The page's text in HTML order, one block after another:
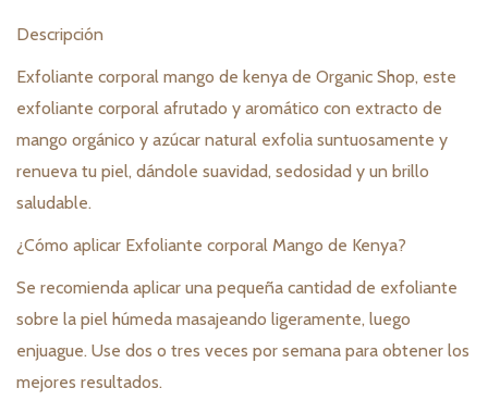
Descripción
Exfoliante corporal mango de kenya de Organic Shop, este
exfoliante corporal afrutado y aromático con extracto de
mango orgánico y azúcar natural exfolia suntuosamente y
renueva tu piel, dándole suavidad, sedosidad y un brillo
saludable.
¿Cómo aplicar Exfoliante corporal Mango de Kenya?
Se recomienda aplicar una pequeña cantidad de exfoliante
sobre la piel húmeda masajeando ligeramente, luego
enjuague. Use dos o tres veces por semana para obtener los
mejores resultados.